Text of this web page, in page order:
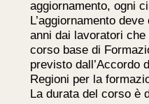
aggiornamento, ogni
L’aggiornamento
anni dai lavoratori
corso base di
previsto dall’Accordo
Regioni per la
La durata del corso è